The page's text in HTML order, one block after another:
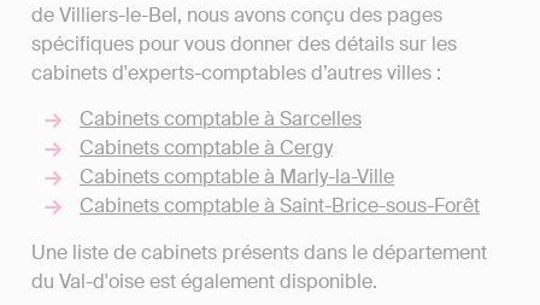
de Villiers-le-Bel, nous avons conçu des pages
spécifiques pour vous donner des détails sur les
cabinets d'experts-comptables d’autres villes :
Cabinets comptable à Sarcelles
Cabinets comptable à Cergy
Cabinets comptable à Marly-la-Ville
Cabinets comptable à Saint-Brice-sous-Forêt
Une liste de cabinets présents dans le département
du Val-d'oise est également disponible.